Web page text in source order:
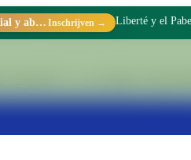
Racismo estructural, perfilamiento racial y abolicionismo carcelario. Inschrijven → Liberté y el
Nr. 15 van Batán. Wij